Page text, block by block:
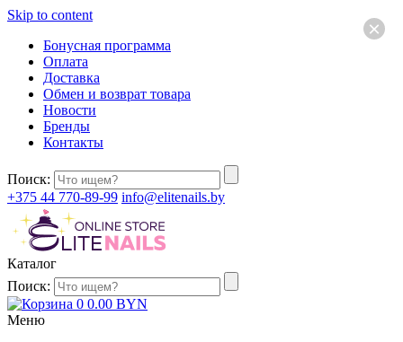
Skip to content
Бонусная программа
Оплата
Доставка
Обмен и возврат товара
Новости
Бренды
Контакты
Поиск:
+375 44 770-89-99 info@elitenails.by
Каталог
Поиск:
0 0.00 BYN
Меню
×